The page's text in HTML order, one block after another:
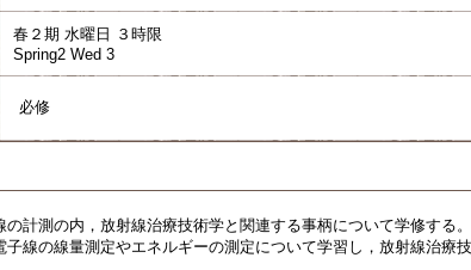
春２期 水曜日 ３時限
Spring2 Wed 3
必修
計測の内，放射線治療技術学と関連する事柄について学修する
線の線量測定やエネルギーの測定について学習し，放射線治療